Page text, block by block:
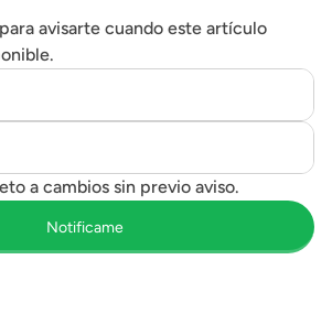
avisarte cuando este artículo